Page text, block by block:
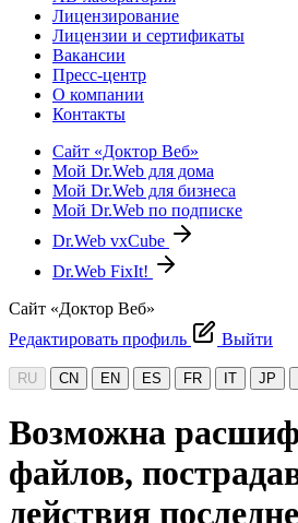
Лицензирование
Лицензии и сертификаты
Вакансии
Пресс-центр
О компании
Контакты
Сайт «Доктор Веб»
Мой Dr.Web для дома
Мой Dr.Web для бизнеса
Мой Dr.Web по подписке
Dr.Web vxCube
Dr.Web FixIt!
Сайт «Доктор Веб»
Редактировать профиль
Выйти
RU CN EN ES FR IT JP
Возможна
файлов,
действия